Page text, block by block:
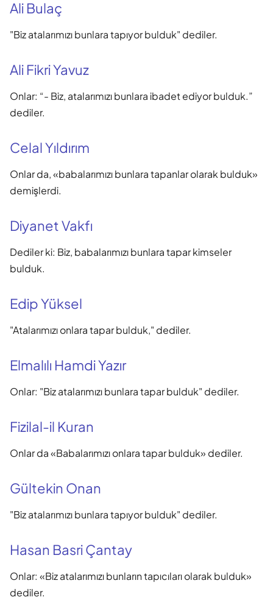
Ali Bulaç
"Biz atalarımızı bunlara tapıyor bulduk" dediler.
Ali Fikri Yavuz
Onlar: “- Biz, atalarımızı bunlara ibadet ediyor bulduk.”
dediler.
Celal Yıldırım
Onlar da, «babalarımızı bunlara tapanlar olarak bulduk»
demişlerdi.
Diyanet Vakfı
Dediler ki: Biz, babalarımızı bunlara tapar kimseler
bulduk.
Edip Yüksel
"Atalarımızı onlara tapar bulduk," dediler.
Elmalılı Hamdi Yazır
Onlar: "Biz atalarımızı bunlara tapar bulduk" dediler.
Fizilal-il Kuran
Onlar da «Babalarımızı onlara tapar bulduk» dediler.
Gültekin Onan
"Biz atalarımızı bunlara tapıyor bulduk" dediler.
Hasan Basri Çantay
Onlar: «Biz atalarımızı bunların tapıcıları olarak bulduk»
dediler.